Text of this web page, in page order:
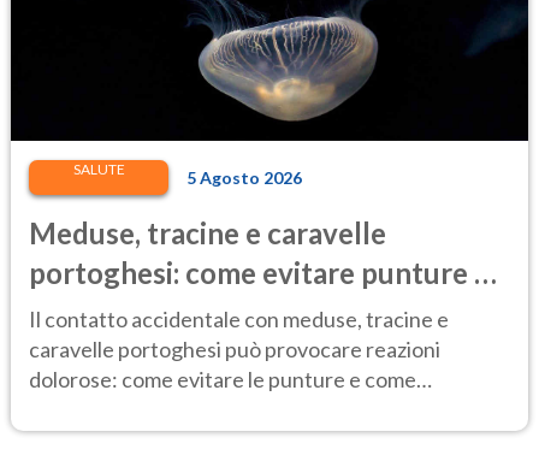
SALUTE 5 Agosto 2026
Meduse, tracine e caravelle
portoghesi: come evitare punture e
cosa fare in caso di contatto
Il contatto accidentale con meduse, tracine e
caravelle portoghesi può provocare reazioni
dolorose: come evitare le punture e come